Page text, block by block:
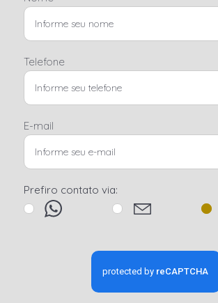
Telefone
E-mail
Prefiro contato via: